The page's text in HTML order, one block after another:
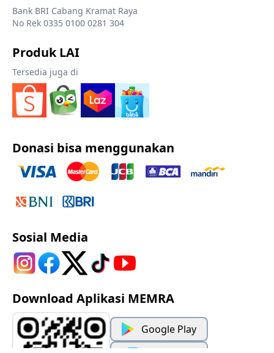
Bank BRI Cabang Kramat Raya
No Rek 0335 0100 0281 304
Produk LAI
Tersedia juga di
Donasi bisa menggunakan
Sosial Media
Download Aplikasi MEMRA
Google Play